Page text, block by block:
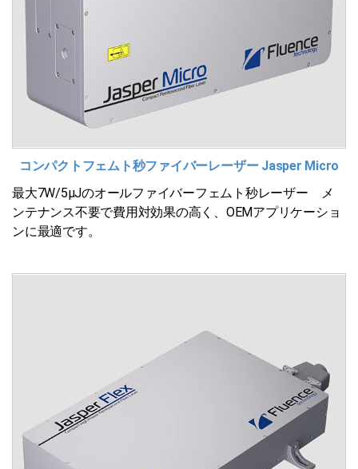
コンパクトフェムト秒ファイバーレーザー Jasper Micro
最大7W/5μJのオールファイバーフェムト秒レーザー メ
ンテナンス不要で費用対効果の高く、OEMアプリケーショ
ンに最適です。